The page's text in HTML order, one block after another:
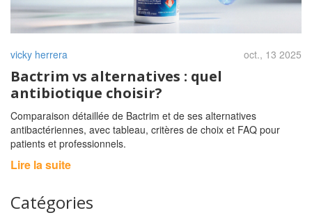
vicky herrera oct., 13 2025
Bactrim vs alternatives : quel
antibiotique choisir?
Comparaison détaillée de Bactrim et de ses alternatives
antibactériennes, avec tableau, critères de choix et FAQ pour
patients et professionnels.
Lire la suite
Catégories